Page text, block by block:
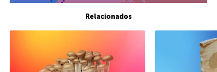
Relacionados